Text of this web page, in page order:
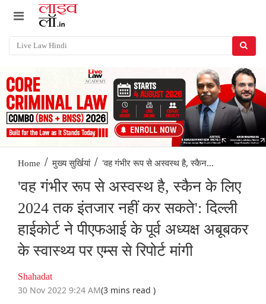
Home / मुख्य सुर्खियां / 'वह गंभीर रूप से अस्वस्थ है, स्कैन...
'वह गंभीर रूप से अस्वस्थ है, स्कैन के लिए
2024 तक इंतजार नहीं कर सकते': दिल्ली
हाईकोर्ट ने पीएफआई के पूर्व अध्यक्ष अबूबकर
के स्वास्थ्य पर एम्स से रिपोर्ट मांगी
Shahadat
30 Nov 2022 9:24 AM(3 mins read )